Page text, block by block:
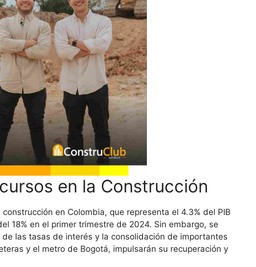
en la Construcción
construcción en Colombia, que representa el 4.3% del PIB
18% en el primer trimestre de 2024. Sin embargo, se
las tasas de interés y la consolidación de importantes
y el metro de Bogotá, impulsarán su recuperación y